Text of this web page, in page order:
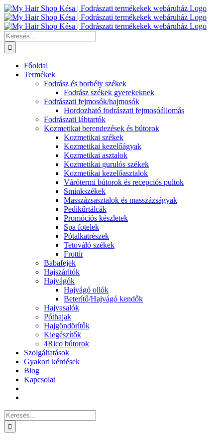
Kihagyás
Keresés...
Főoldal
Termékek
Fodrász és borbély székek
Fodrász székek gyerekeknek
Fodrászati fejmosók/hajmosók
Hordozható fodrászati fejmosóállomás
Fodrászati lábtartók
Kozmetikai berendezések és bútorok
Kozmetikai székek
Kozmetikai kezelőágyak
Kozmetikai asztalok
Kozmetikai gurulós székek
Kozmetikai kezelőasztalok
Várótermi bútorok és recepciós pultok
Sminkszékek
Masszázsasztalok és masszázságyak
Pedikűrtálcák
Promóciós készletek
Spa fotelek
Pótalkatrészek
Tetováló székek
Frottír
Babafejek
Hajszárítók
Hajvágók
Hajvágó ollók
Beterítő/Hajvágó kendők
Hajvasalók
Póthajak
Hajgöndörítők
Kiegészítők
4Rico bútorok
Szolgáltatások
Gyakori kérdések
Blog
Kapcsolat
Keresés...